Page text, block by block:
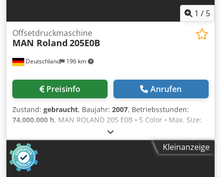
Aszhvhqok Eok
1 / 5
Deutschland 196 km
Offsetdruckmaschine
MAN Roland 205E0B
Preisinfo Anrufen
Zustand: gebraucht, Baujahr: 2007, Betriebsstunden:
74.000.000 h, MAN ROLAND 205 E0B • 5 Color • Max. Size:
520 mm x 740 mm • ProfitPlus Premium package • - double
sheet feeder • - Baldwin washing unit • - complete carton
guide Djdpfx Aoytb Egjk Eeck • - EPL Ergonomic Plate
Loading • Kersten antistatic system • Register system
Bacher • Powder sprayer: Grafix 72 Digital Plus • Alcosmart
Kleinanzeige